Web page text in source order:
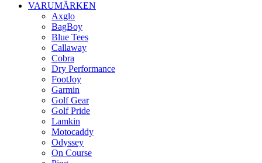
VARUMÄRKEN
Axglo
BagBoy
Blue Tees
Callaway
Cobra
Dry Performance
FootJoy
Garmin
Golf Gear
Golf Pride
Lamkin
Motocaddy
Odyssey
On Course